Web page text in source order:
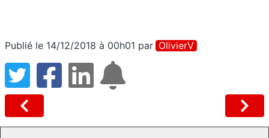
Publié le 14/12/2018 à 00h01 par OlivierV